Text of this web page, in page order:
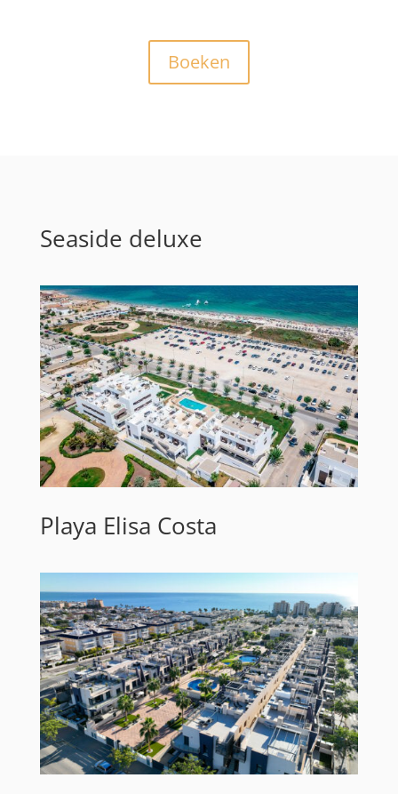
Boeken
Seaside deluxe
Playa Elisa Costa